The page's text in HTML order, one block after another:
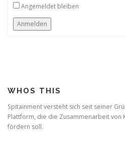
Angemeldet bleiben
Anmelden
WHOS THIS
Spitainment versteht sich seit seiner
Plattform, die die Zusammenarbeit von
fördern soll.